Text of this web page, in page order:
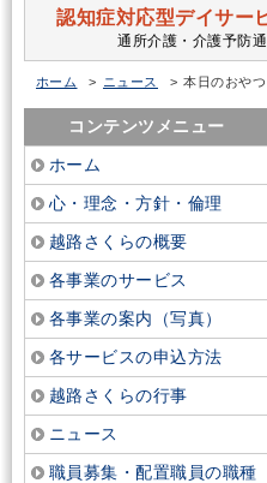
認知症対応型デイサー
通所介護・介護予防
ホーム ニュース 本日のおやつ
コンテンツメニュー
ホーム
心・理念・方針・倫理
越路さくらの概要
各事業のサービス
各事業の案内（写真）
各サービスの申込方法
越路さくらの行事
ニュース
職員募集・配置職員の職種